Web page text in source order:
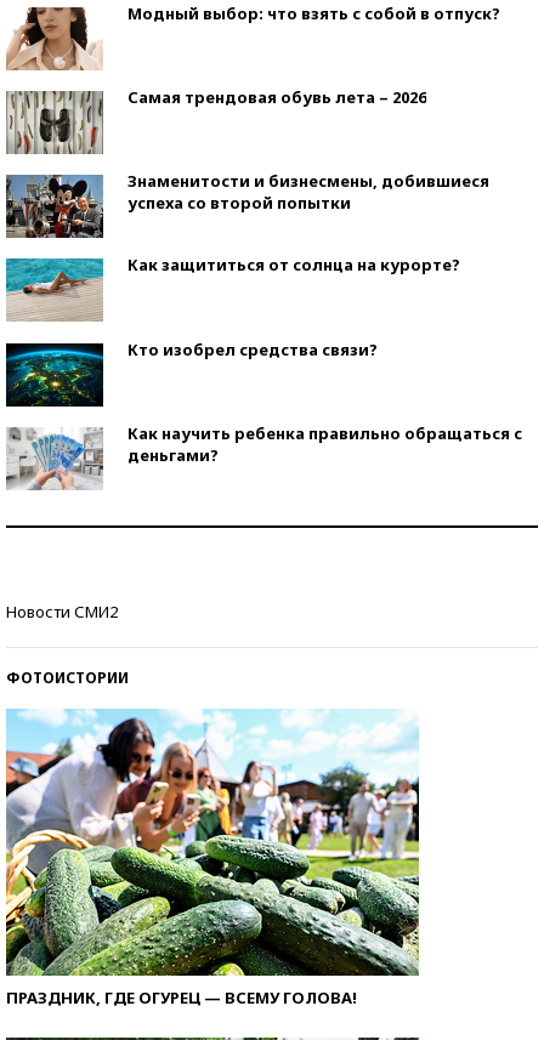
Модный выбор: что взять с собой в отпуск?
Самая трендовая обувь лета – 2026
Знаменитости и бизнесмены, добившиеся
успеха со второй попытки
Как защититься от солнца на курорте?
Кто изобрел средства связи?
Как научить ребенка правильно обращаться с
деньгами?
Новости СМИ2
ФОТОИСТОРИИ
ПРАЗДНИК, ГДЕ ОГУРЕЦ — ВСЕМУ ГОЛОВА!